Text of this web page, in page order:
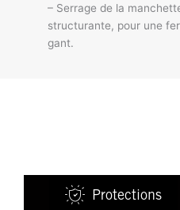
– Serrage de la
structurante, pour une
gant.
Protections